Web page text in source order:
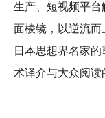
生产、短视频平
面棱镜，以逆流
日本思想界名家
术译介与大众阅读